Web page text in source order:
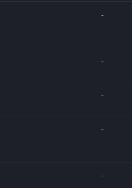
-
-
-
-
-